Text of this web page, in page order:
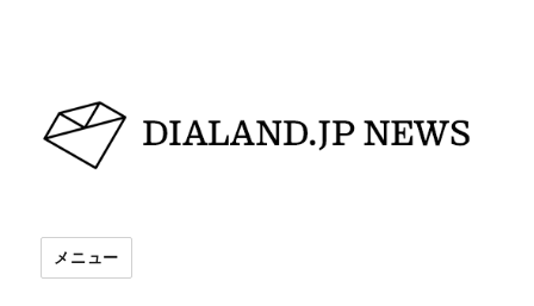
DIALAND.JP NEWS
メニュー